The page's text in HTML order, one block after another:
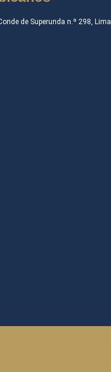
de Superunda n.º 298, Lima